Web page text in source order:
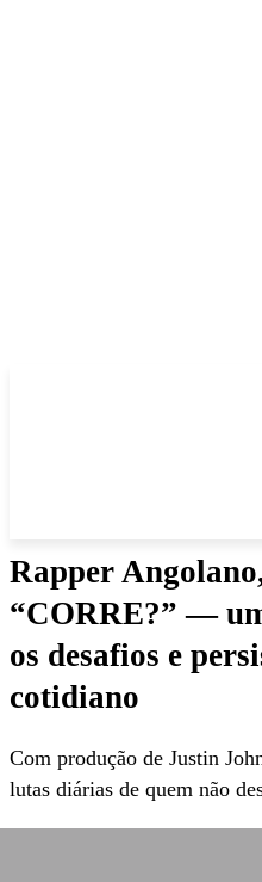
Rapper
“CORRE?” —
os desafios e
cotidiano
Com produção de Justin
lutas diárias de quem não